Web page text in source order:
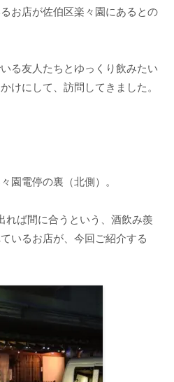
お店が佐伯区楽々園にあるとの
る友人たちとゆっくり飲みたい
けにして、訪問してきました。
園電停の裏（北側）。
れば間に合うという、酒飲み羨
いるお店が、今回ご紹介する